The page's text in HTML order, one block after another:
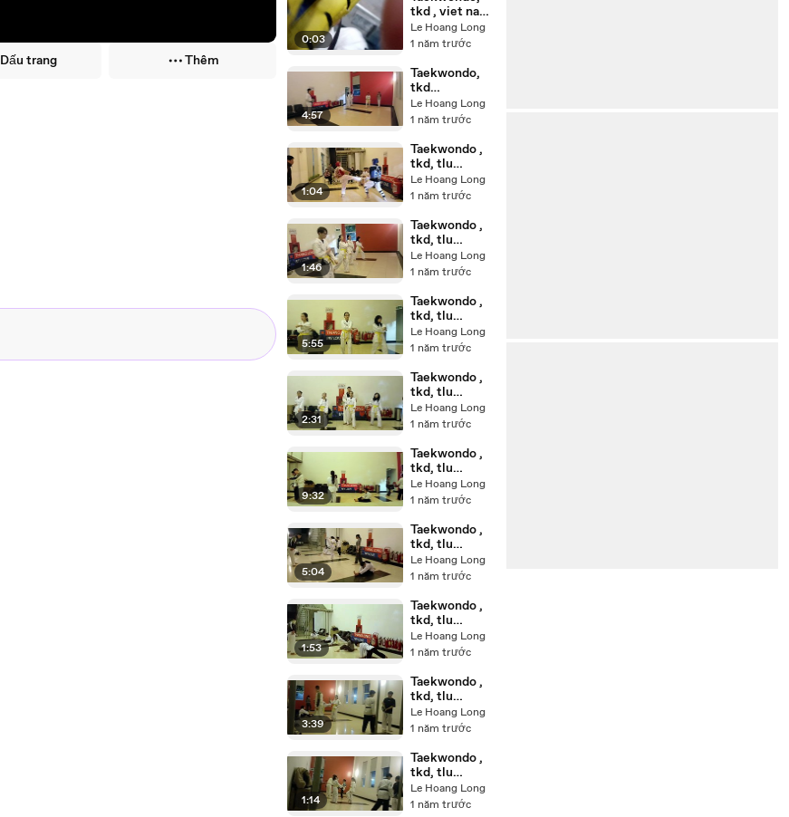
Dấu trang Thêm
0:03
tkd , viet nam
20250428_20
0332
Le Hoang Long
1 năm trước
4:57
Taekwondo,
tkd
,20250327_19
4553
Le Hoang Long
1 năm trước
1:04
Taekwondo ,
tkd, tlu
20250210_193
807
Le Hoang Long
1 năm trước
1:46
Taekwondo ,
tkd, tlu
20250213_194
138
Le Hoang Long
1 năm trước
5:55
Taekwondo ,
tkd, tlu
20250220_19
4646
Le Hoang Long
1 năm trước
2:31
Taekwondo ,
tkd, tlu
20250220_19
5249
Le Hoang Long
1 năm trước
9:32
Taekwondo ,
tkd, tlu
20250224_18
5408
Le Hoang Long
1 năm trước
5:04
Taekwondo ,
tkd, tlu
20250224_18
2314
Le Hoang Long
1 năm trước
1:53
Taekwondo ,
tkd, tlu
20250224_18
2907
Le Hoang Long
1 năm trước
3:39
Taekwondo ,
tkd, tlu
20250224_18
4703
Le Hoang Long
1 năm trước
1:14
Taekwondo ,
tkd, tlu
20250224_18
5112
Le Hoang Long
1 năm trước